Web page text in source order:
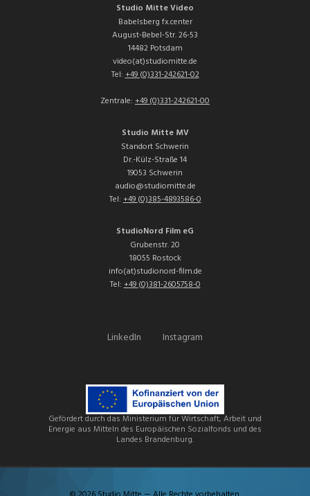
Studio Mitte Video
Babelsberg fx.center
August-Bebel-Str. 26-53
14482 Potsdam
video(at)studiomitte.de
Tel:+49 (0)331-242621-02
Zentrale: +49 (0)331-242621-00
Studio Mitte MV
Standort Schwerin
Dr.-Külz-Straße 14
19053 Schwerin
audio@studiomitte.de
Tel:+49 (0)385-4893586-0
StudioNord Film eG
Grubenstr. 20
18055 Rostock
info(at)studionord-film.de
Tel:+49 (0)381-2605758-0
LinkedIn Instagram
Gefördert durch das Ministerium für Wirtschaft, Arbeit und
Energie aus Mitteln des Europäischen Sozialfonds und des
Landes Brandenburg.